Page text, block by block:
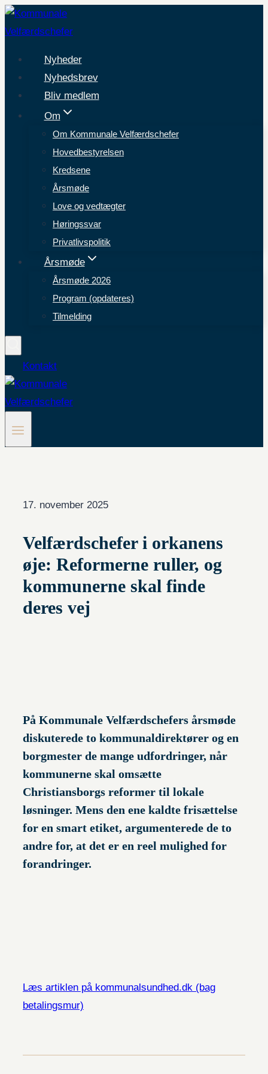
Fortsæt
til
Nyheder
Nyhedsbrev
Bliv medlem
Om
Om Kommunale Velfærdschefer
Hovedbestyrelsen
Kredsene
Årsmøde
Love og vedtægter
Høringssvar
Privatlivspolitik
Årsmøde
Årsmøde 2026
Program (opdateres)
Tilmelding
Kontakt
17. november 2025
Velfærdschefer i orkanens
øje: Reformerne ruller, og
kommunerne skal finde
deres vej
På Kommunale Velfærdschefers årsmøde
diskuterede to kommunaldirektører og en
borgmester de mange udfordringer, når
kommunerne skal omsætte
Christiansborgs reformer til lokale
løsninger. Mens den ene kaldte frisættelse
for en smart etiket, argumenterede de to
andre for, at det er en reel mulighed for
forandringer.
Læs artiklen på kommunalsundhed.dk (bag
betalingsmur)